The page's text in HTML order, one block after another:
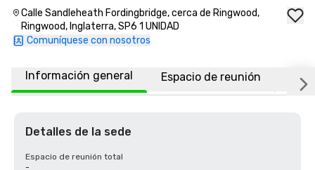
Calle Sandleheath Fordingbridge, cerca de Ringwood,
Ringwood, Inglaterra, SP6 1 UNIDAD
Comuníquese con nosotros
Información general Espacio de reunión
Detalles de la sede
Espacio de reunión total
-